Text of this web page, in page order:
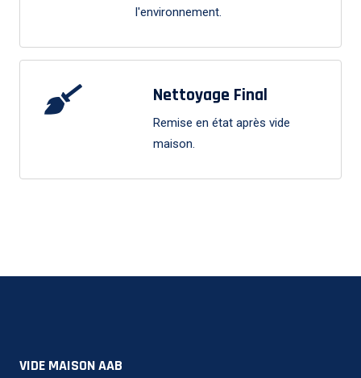
l'environnement.
Nettoyage Final
Remise en état après vide
maison.
VIDE MAISON AAB